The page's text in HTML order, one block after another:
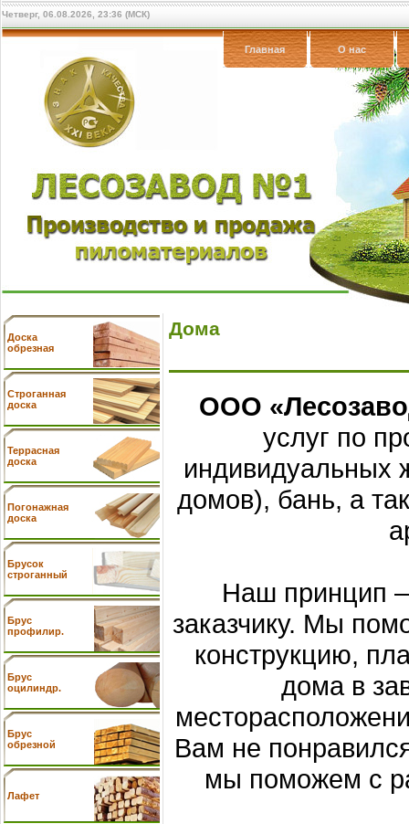
Четверг, 06.08.2026, 23:36 (МСК)
Главная О нас
Доска
обрезная
Cтроганная
доска
Террасная
доска
Погонажная
доска
Брусок
строганный
Брус
профилир.
Брус
оцилиндр.
Брус
обрезной
Лафет
Дома
ООО
услуг по
индивидуальных
домов), бань, а
Наш принцип
заказчику. Мы
конструкцию,
дома в
Вам не
мы поможем с